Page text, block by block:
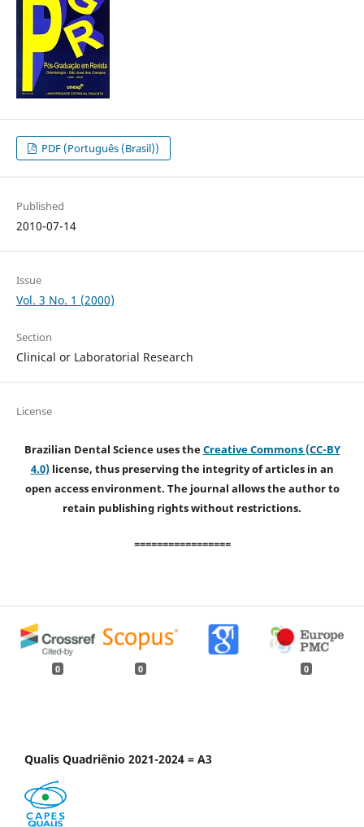
PDF (Português (Brasil))
Published
2010-07-14
Issue
Vol. 3 No. 1 (2000)
Section
Clinical or Laboratorial Research
License
Brazilian Dental Science uses theCreative Commons (CC-BY
4.0)license, thus preserving the integrity of articles in an
open access environment. The journal allows the author to
retain publishing rights without restrictions.
=================
0 0 0
Qualis Quadriênio 2021-2024 = A3